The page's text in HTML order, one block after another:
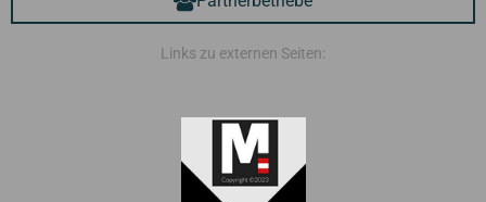
Links zu externen Seiten: